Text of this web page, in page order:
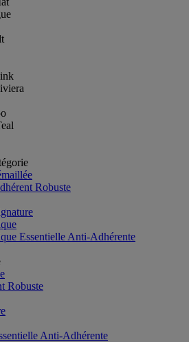
Robuste
Essentielle Anti-Adhérente
Robuste
Anti-Adhérente